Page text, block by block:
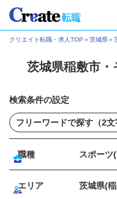
クリエイト転職・求人TOP ＞茨城県＞
茨城県稲敷市・
検索条件の設定
職種 スポーツ
エリア 茨城県(